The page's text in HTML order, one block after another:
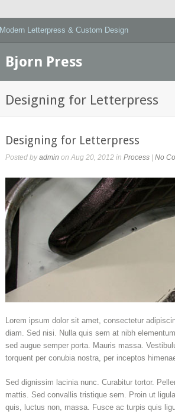
Modern Letterpress & Custom Design
Bjorn Press
Designing for Letterpress
Designing for Letterpress
Posted byadmin on Aug 20, 2012 in Process No
Lorem ipsum dolor sit amet, consectetur
diam. Sed nisi. Nulla quis sem at nibh
sed augue semper porta. Mauris massa.
torquent per conubia nostra, per inceptos
Sed dignissim lacinia nunc. Curabitur tortor.
mattis. Sed convallis tristique sem. Proin ut
quis, luctus non, massa. Fusce ac turpis quis